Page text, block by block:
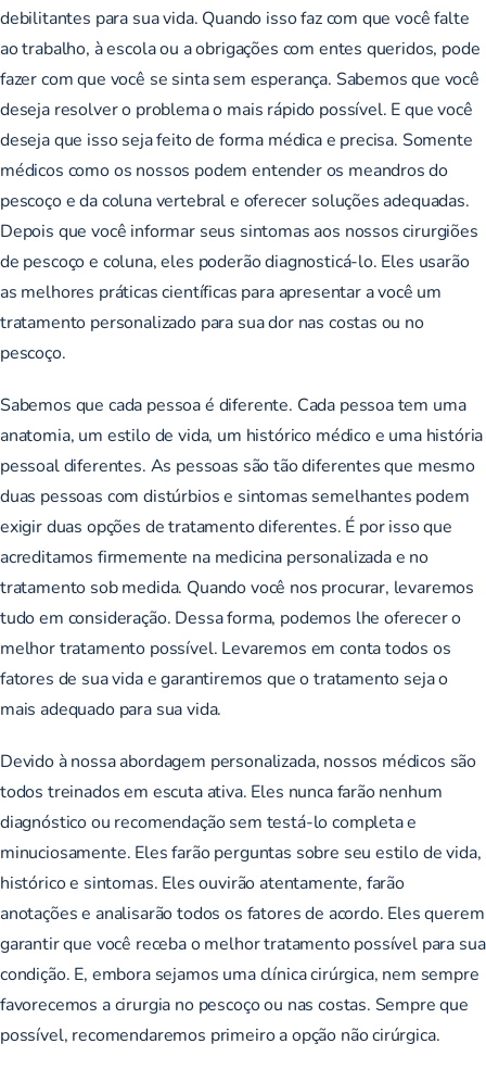
debilitantes para sua vida. Quando isso faz com que você falte
ao trabalho, à escola ou a obrigações com entes queridos, pode
fazer com que você se sinta sem esperança. Sabemos que você
deseja resolver o problema o mais rápido possível. E que você
deseja que isso seja feito de forma médica e precisa. Somente
médicos como os nossos podem entender os meandros do
pescoço e da coluna vertebral e oferecer soluções adequadas.
Depois que você informar seus sintomas aos nossos cirurgiões
de pescoço e coluna, eles poderão diagnosticá-lo. Eles usarão
as melhores práticas científicas para apresentar a você um
tratamento personalizado para sua dor nas costas ou no
pescoço.
Sabemos que cada pessoa é diferente. Cada pessoa tem uma
anatomia, um estilo de vida, um histórico médico e uma história
pessoal diferentes. As pessoas são tão diferentes que mesmo
duas pessoas com distúrbios e sintomas semelhantes podem
exigir duas opções de tratamento diferentes. É por isso que
acreditamos firmemente na medicina personalizada e no
tratamento sob medida. Quando você nos procurar, levaremos
tudo em consideração. Dessa forma, podemos lhe oferecer o
melhor tratamento possível. Levaremos em conta todos os
fatores de sua vida e garantiremos que o tratamento seja o
mais adequado para sua vida.
Devido à nossa abordagem personalizada, nossos médicos são
todos treinados em escuta ativa. Eles nunca farão nenhum
diagnóstico ou recomendação sem testá-lo completa e
minuciosamente. Eles farão perguntas sobre seu estilo de vida,
histórico e sintomas. Eles ouvirão atentamente, farão
anotações e analisarão todos os fatores de acordo. Eles querem
garantir que você receba o melhor tratamento possível para sua
condição. E, embora sejamos uma clínica cirúrgica, nem sempre
favorecemos a cirurgia no pescoço ou nas costas. Sempre que
possível, recomendaremos primeiro a opção não cirúrgica.